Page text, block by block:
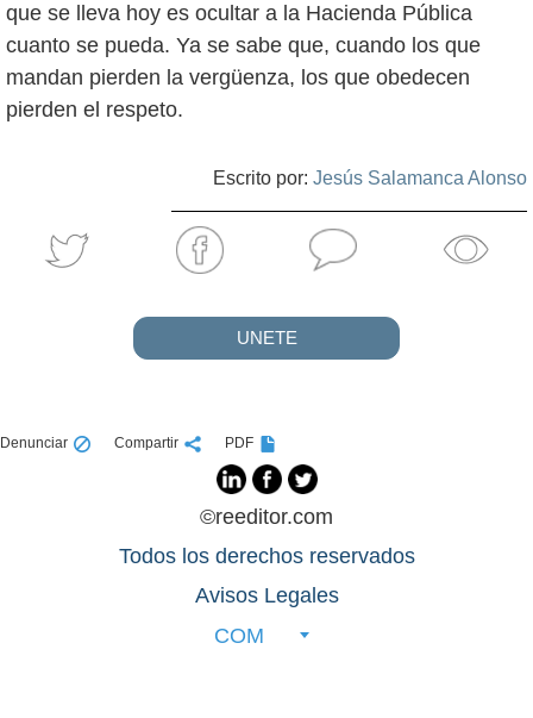
que se lleva hoy es ocultar a la Hacienda Pública
cuanto se pueda. Ya se sabe que, cuando los que
mandan pierden la vergüenza, los que obedecen
pierden el respeto.
Escrito por: Jesús Salamanca Alonso
UNETE
Denunciar Compartir PDF
©reeditor.com
Todos los derechos reservados
Avisos Legales